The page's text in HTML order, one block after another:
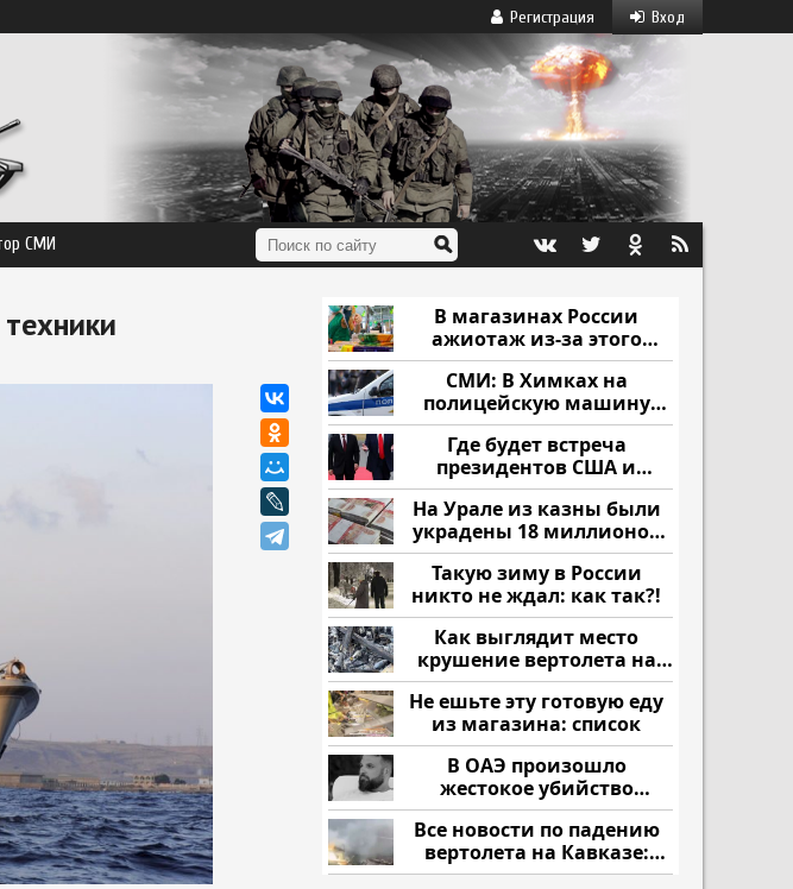
Вход
Регистрация
СМИ
В магазинах России
ажиотаж из-за этого
продукта: что купить?
СМИ: В Химках на
полицейскую машину
напали и подожгли.
Где будет встреча
президентов США и
России: Европа?
На Урале из казны были
украдены 18 миллионов
рублей
Такую зиму в России
никто не ждал: как так?!
Как выглядит место
крушение вертолета на
Кавказе: смотреть
Не ешьте эту готовую еду
из магазина: список
В ОАЭ произошло
жестокое убийство
криптомиллионера
Все новости по падению
вертолета на Кавказе:
читать здесь